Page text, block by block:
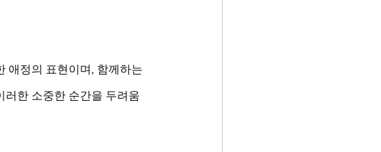
애정의 표현이며, 함께하는
러한 소중한 순간을 두려움